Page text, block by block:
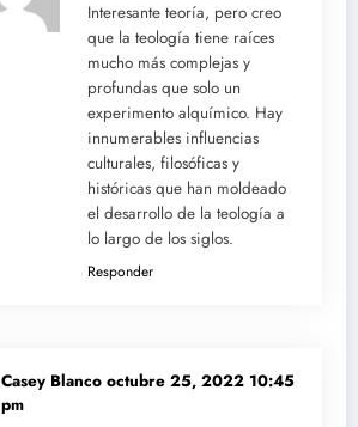
Interesante teoría, pero creo
que la teología tiene raíces
mucho más complejas y
profundas que solo un
experimento alquímico. Hay
innumerables influencias
culturales, filosóficas y
históricas que han moldeado
el desarrollo de la teología a
lo largo de los siglos.
Responder
Casey Blanco octubre 25, 2022 10:45
pm